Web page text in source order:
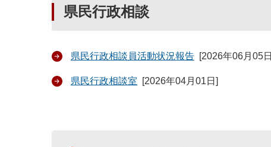
県民行政相談
県民行政相談員活動状況報告 [2026年06月05日
県民行政相談室 [2026年04月01日 ]